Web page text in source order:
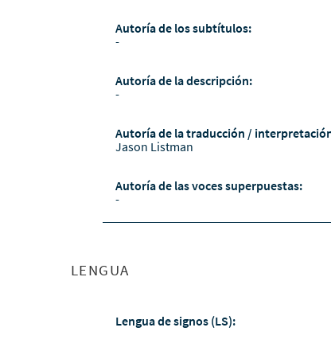
Autoría de los subtítulos:
-
Autoría de la descripción:
-
Autoría de la traducción /
Jason Listman
Autoría de las voces superpuestas:
-
LENGUA
Lengua de signos (LS):